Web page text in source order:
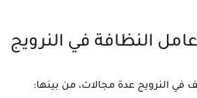
النظافة في النرويج
النرويج عدة مجالات، من بينها: